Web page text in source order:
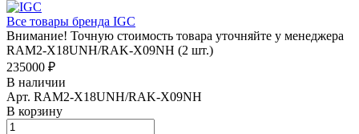
Все товары бренда IGC
Внимание! Точную стоимость товара уточняйте у менеджера
RAM2-X18UNH/RAK-X09NH (2 шт.)
235000 ₽
В наличии
Арт. RAM2-X18UNH/RAK-X09NH
В корзину